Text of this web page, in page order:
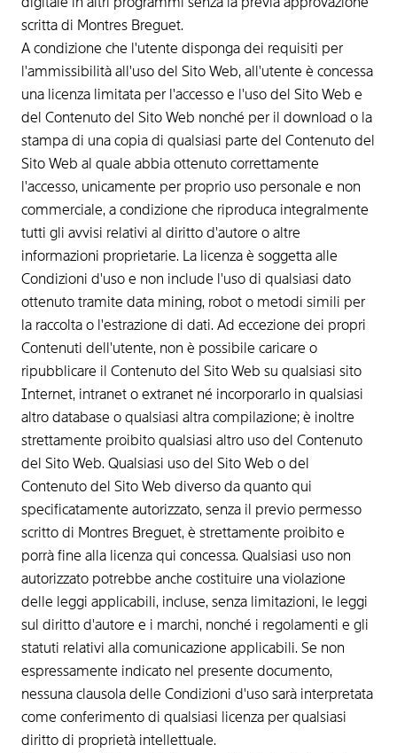
scritta di Montres Breguet.
A condizione che l'utente disponga dei requisiti per
l'ammissibilità all'uso del Sito Web, all'utente è concessa
una licenza limitata per l'accesso e l'uso del Sito Web e
del Contenuto del Sito Web nonché per il download o la
stampa di una copia di qualsiasi parte del Contenuto del
Sito Web al quale abbia ottenuto correttamente
l'accesso, unicamente per proprio uso personale e non
commerciale, a condizione che riproduca integralmente
tutti gli avvisi relativi al diritto d'autore o altre
informazioni proprietarie. La licenza è soggetta alle
Condizioni d'uso e non include l'uso di qualsiasi dato
ottenuto tramite data mining, robot o metodi simili per
la raccolta o l'estrazione di dati. Ad eccezione dei propri
Contenuti dell'utente, non è possibile caricare o
ripubblicare il Contenuto del Sito Web su qualsiasi sito
Internet, intranet o extranet né incorporarlo in qualsiasi
altro database o qualsiasi altra compilazione; è inoltre
strettamente proibito qualsiasi altro uso del Contenuto
del Sito Web. Qualsiasi uso del Sito Web o del
Contenuto del Sito Web diverso da quanto qui
specificatamente autorizzato, senza il previo permesso
scritto di Montres Breguet, è strettamente proibito e
porrà fine alla licenza qui concessa. Qualsiasi uso non
autorizzato potrebbe anche costituire una violazione
delle leggi applicabili, incluse, senza limitazioni, le leggi
sul diritto d'autore e i marchi, nonché i regolamenti e gli
statuti relativi alla comunicazione applicabili. Se non
espressamente indicato nel presente documento,
nessuna clausola delle Condizioni d'uso sarà interpretata
come conferimento di qualsiasi licenza per qualsiasi
diritto di proprietà intellettuale.